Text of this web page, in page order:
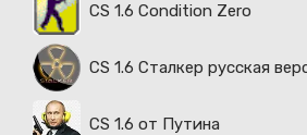
CS 1.6 Condition Zero
CS 1.6 Сталкер русская
CS 1.6 от Путина